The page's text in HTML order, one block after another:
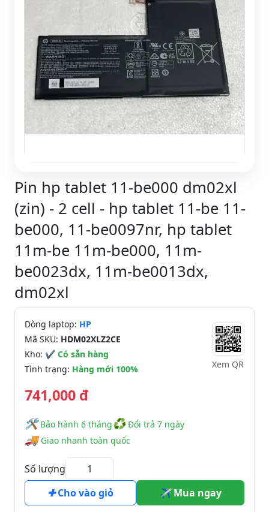
Pin hp tablet 11-be000 dm02xl
(zin) - 2 cell - hp tablet 11-be 11-
be000, 11-be0097nr, hp tablet
11m-be 11m-be000, 11m-
be0023dx, 11m-be0013dx,
dm02xl
Dòng laptop: HP
Mã SKU: HDM02XLZ2CE
Kho: ✔ Có sẵn hàng
Tình trạng: Hàng mới 100% Xem QR
741,000 đ
🛠️️ Bảo hành 6 tháng♻Đổi trả 7 ngày
🚚Giao nhanh toàn quốc
Số lượng
Cho vào giỏ
Mua ngay